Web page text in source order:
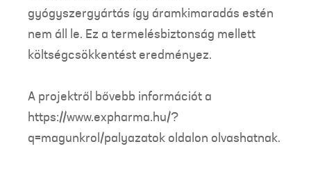
gyógyszergyártás így áramkimaradás estén
nem áll le. Ez a termelésbiztonság mellett
költségcsökkentést eredményez.
A projektről bővebb információt a
https://www.expharma.hu/?
q=magunkrol/palyazatok oldalon olvashatnak.